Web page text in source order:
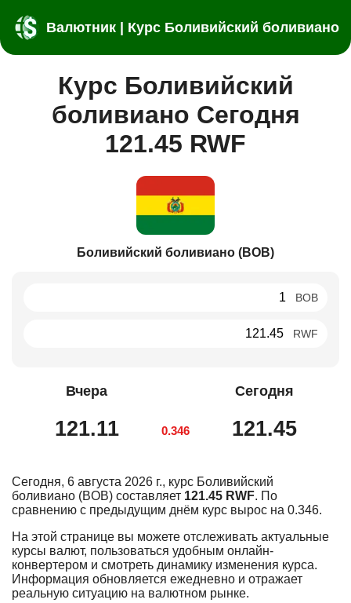
Валютник | Курс Боливийский боливиано
Курс Боливийский
боливиано Сегодня
121.45 RWF
Боливийский боливиано (BOB)
BOB
RWF
Вчера
121.11 0.346
Сегодня
121.45
Сегодня, 6 августа 2026 г., курс Боливийский
боливиано (BOB) составляет 121.45 RWF. По
сравнению с предыдущим днём курс вырос на 0.346.
На этой странице вы можете отслеживать актуальные
курсы валют, пользоваться удобным онлайн-
конвертером и смотреть динамику изменения курса.
Информация обновляется ежедневно и отражает
реальную ситуацию на валютном рынке.